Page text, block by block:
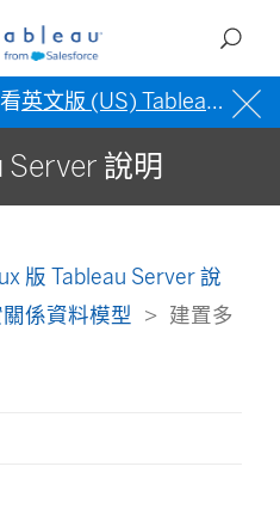
英文版 (US) Tableau 說明
Server 說明
版 Tableau Server 說
係資料模型
建置多